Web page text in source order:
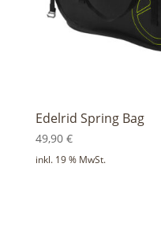
Edelrid Spring Bag
49,90 €
inkl. 19 % MwSt.